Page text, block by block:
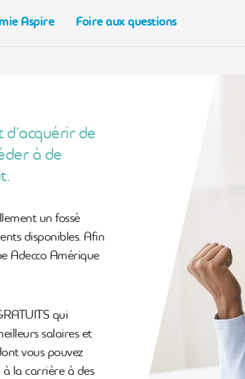
Aspire Foire aux questions
de
à de
un fossé
disponibles. Afin
Adecco Amérique
qui
salaires et
vous pouvez
la carrière à des